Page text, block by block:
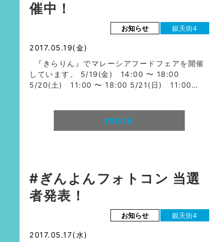
催中！
お知らせ 銀天街4
2017.05.19(金)
『きらりん』でマレーシアフードフェアを開催
しています。 5/19(金) 14:00 〜 18:00
5/20(土) 11:00 〜 18:00 5/21(日) 11:00…
more
#ぎんよんフォトコン 当選
者発表！
お知らせ 銀天街4
2017.05.17(水)